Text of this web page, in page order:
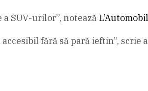
SUV-urilor”, notează
fără să pară ieftin”,